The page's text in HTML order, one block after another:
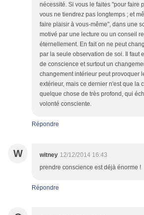
nécessité. Si vous le faites "pour faire
vous ne tiendrez pas longtemps ; et
faire plaisir à vous-même", dans une
motivé par une lecture ou un conseil
éternellement. En fait on ne peut
par la seule observation de soi. Il faut
de conscience et surtout un
changement intérieur peut provoquer
extérieur, mais ce dernier n'est que la
quelque chose de très profond, qui
volonté consciente.
Répondre
W witney 12/12/2014 16:43
prendre conscience est déjà énorme !
Répondre